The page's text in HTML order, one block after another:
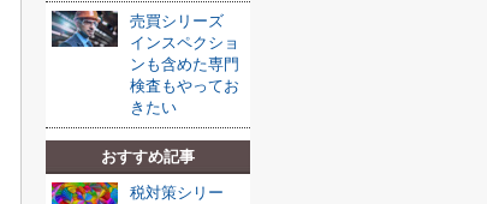
売買シリーズ
インスペクショ
ンも含めた専門
検査もやってお
きたい
おすすめ記事
税対策シリー